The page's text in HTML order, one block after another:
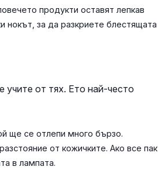
продукти оставят лепкав
нокът, за да разкриете блестящата
от тях. Ето най-често
ще се отлепи много бързо.
от кожичките. Ако все пак
в лампата.